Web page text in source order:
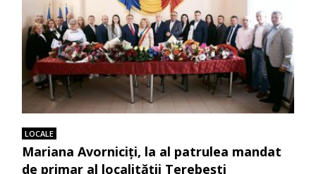
LOCALE
Mariana Avorniciți, la al patrulea mandat
de primar al localității Terebești